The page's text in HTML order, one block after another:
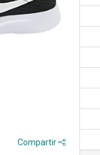
Compartir